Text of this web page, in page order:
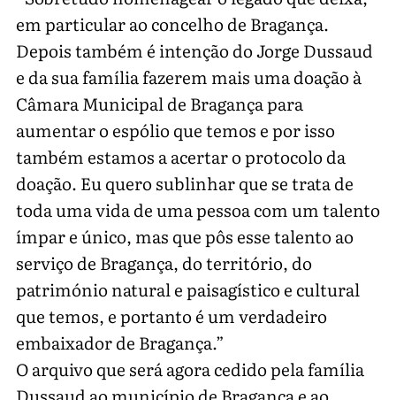
em particular ao concelho de Bragança.
Depois também é intenção do Jorge Dussaud
e da sua família fazerem mais uma doação à
Câmara Municipal de Bragança para
aumentar o espólio que temos e por isso
também estamos a acertar o protocolo da
doação. Eu quero sublinhar que se trata de
toda uma vida de uma pessoa com um talento
ímpar e único, mas que pôs esse talento ao
serviço de Bragança, do território, do
património natural e paisagístico e cultural
que temos, e portanto é um verdadeiro
embaixador de Bragança.”
O arquivo que será agora cedido pela família